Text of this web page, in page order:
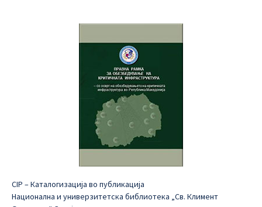
CIP – Каталогизација во публикација
Национална и универзитетска библиотека „Св. Климент